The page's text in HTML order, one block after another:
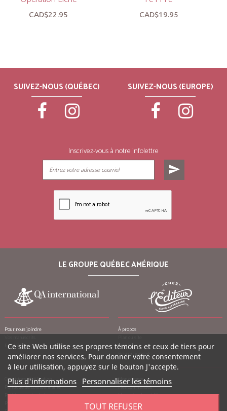
CAD$22.95 CAD$19.95
SUIVEZ-NOUS (QUÉBEC) SUIVEZ-NOUS (EUROPE)
Inscrivez-vous à notre infolettre
send
LE GROUPE QUÉBEC AMÉRIQUE
Pour nous joindre
Emplois
À propos
Crédits
Remerciements
Conditions d’utilisation
Politique de confidentialité
Politique contre le harcèlement
Mon compte
Mes commandes
Mes notes de crédit
Mes adresses
Ce site Web utilise ses propres témoins et ceux de tiers pour
améliorer nos services. Pour donner votre consentement
à leur utilisation, appuyez sur le bouton J'accepte.
Plus d'informations Personnaliser les témoins
TOUT REFUSER